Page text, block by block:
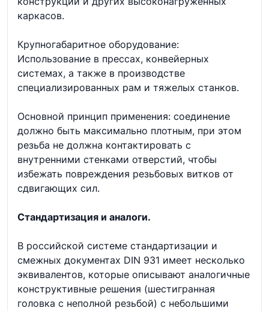
каркасов.
Крупногабаритное оборудование:
Использование в прессах, конвейерных
системах, а также в производстве
специализированных рам и тяжелых станков.
Основной принцип применения: соединение
должно быть максимально плотным, при этом
резьба не должна контактировать с
внутренними стенками отверстий, чтобы
избежать повреждения резьбовых витков от
сдвигающих сил.
Стандартизация и аналоги.
В российской системе стандартизации и
смежных документах DIN 931 имеет несколько
эквивалентов, которые описывают аналогичные
конструктивные решения (шестигранная
головка с неполной резьбой) с небольшими